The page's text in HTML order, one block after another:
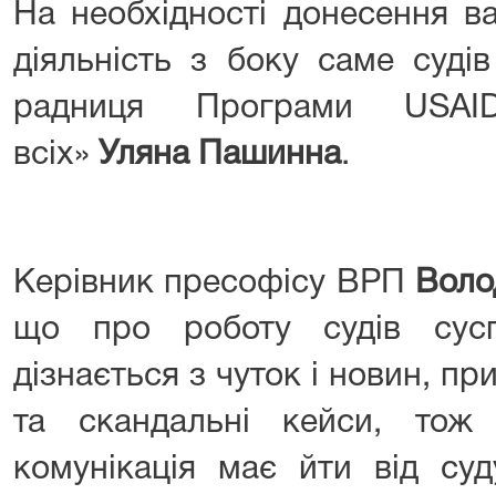
На необхідності донесення
діяльність з боку саме
радниця Програми
всіх» Уляна Пашинна.
Керівник пресофісу ВРП
що про роботу судів
дізнається з чуток і новин,
та скандальні кейси,
комунікація має йти від